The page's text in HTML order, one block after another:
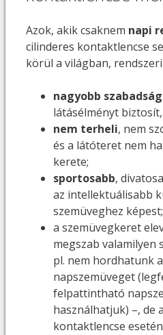
Azok, akik csaknem napi
cilinderes kontaktlencse
körül a világban,
nagyobb
látásélményt
nem terheli, nem
és a látóteret nem
kerete;
sportosabb,
az intellektuálisabb
szemüveghez képest;
a szemüvegkeret
megszab valamilyen
pl. nem hordhatunk
napszemüveget
felpattintható
használhatjuk) –, de
kontaktlencse